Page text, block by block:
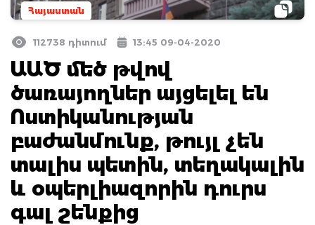
Հայաստան
112738 դիտում 13:45 09-04-2020
ԱԱԾ մեծ թվով
ծառայողներ այցելել են
Ոստիկանության
բաժանմունք, թույլ չեն
տալիս պետին, տեղակալին
և օպերլիազորին դուրս
գալ շենքից